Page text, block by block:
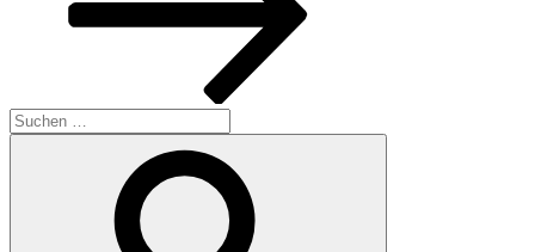
Suchen
nach: